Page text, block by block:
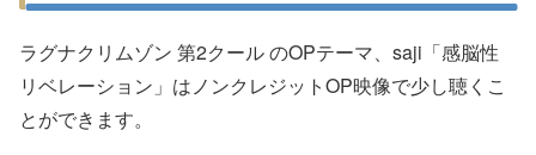
ラグナクリムゾン 第2クール のOPテーマ、saji「感脳性
リベレーション」はノンクレジットOP映像で少し聴くこ
とができます。